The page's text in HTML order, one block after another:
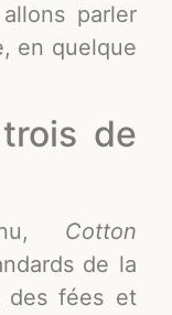
parler
en quelque
de
Cotton
de la
des fées et